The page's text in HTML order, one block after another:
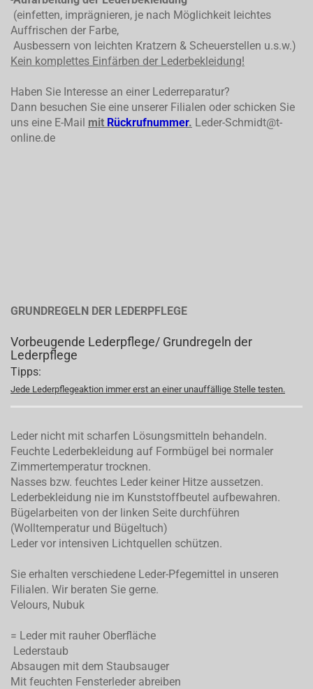
(einfetten, imprägnieren, je nach Möglichkeit leichtes
Auffrischen der Farbe,
Ausbessern von leichten Kratzern & Scheuerstellen u.s.w.)
Kein komplettes Einfärben der Lederbekleidung!
Haben Sie Interesse an einer Lederreparatur?
Dann besuchen Sie eine unserer Filialen oder schicken Sie
uns eine E-Mail mit Rückrufnummer. Leder-Schmidt@t-
online.de
GRUNDREGELN DER LEDERPFLEGE
Vorbeugende Lederpflege/ Grundregeln der
Lederpflege
Tipps:
Jede Lederpflegeaktion immer erst an einer unauffällige Stelle testen.
Leder nicht mit scharfen Lösungsmitteln behandeln.
Feuchte Lederbekleidung auf Formbügel bei normaler
Zimmertemperatur trocknen.
Nasses bzw. feuchtes Leder keiner Hitze aussetzen.
Lederbekleidung nie im Kunststoffbeutel aufbewahren.
Bügelarbeiten von der linken Seite durchführen
(Wolltemperatur und Bügeltuch)
Leder vor intensiven Lichtquellen schützen.
Sie erhalten verschiedene Leder-Pfegemittel in unseren
Filialen. Wir beraten Sie gerne.
Velours, Nubuk
= Leder mit rauher Oberfläche
Lederstaub
Absaugen mit dem Staubsauger
Mit feuchten Fensterleder abreiben